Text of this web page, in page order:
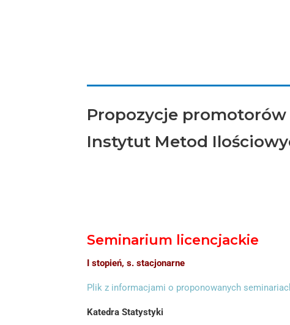
Propozycje
Instytut Metod
Seminarium licencjackie
I stopień, s. stacjonarne
Plik z informacjami o proponowanych
Katedra Statystyki